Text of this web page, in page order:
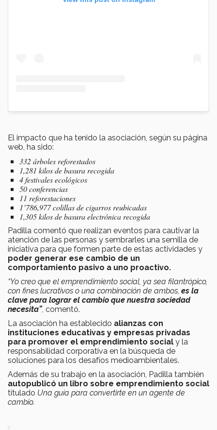
El impacto que ha tenido la asociación, según su página
web, ha sido:
332 árboles reforestados
1,281 kilos de basura recogida
4 festivales ecológicos
50 conferencias
11 reforestaciones
1’786,977 colillas de cigarros reubicadas
1,305 kilos de basura electrónica recogida
Padilla comentó que realizan eventos para cautivar la
atención de las personas y sembrarles una semilla de
iniciativa para que formen parte de estas actividades y
poder generar ese cambio de un
comportamiento pasivo a uno proactivo.
“Yo creo que el emprendimiento social, ya sea filantrópico,
con fines lucrativos o una combinación de ambos, es la
clave para lograr el cambio que nuestra sociedad
necesita”, comentó.
La asociación ha establecido alianzas con
instituciones educativas y empresas privadas
para promover el emprendimiento social y la
responsabilidad corporativa en la búsqueda de
soluciones para los desafíos medioambientales.
Además de su trabajo en la asociación, Padilla también
autopublicó un libro sobre emprendimiento social
titulado Una guía para convertirte en un agente de
cambio.